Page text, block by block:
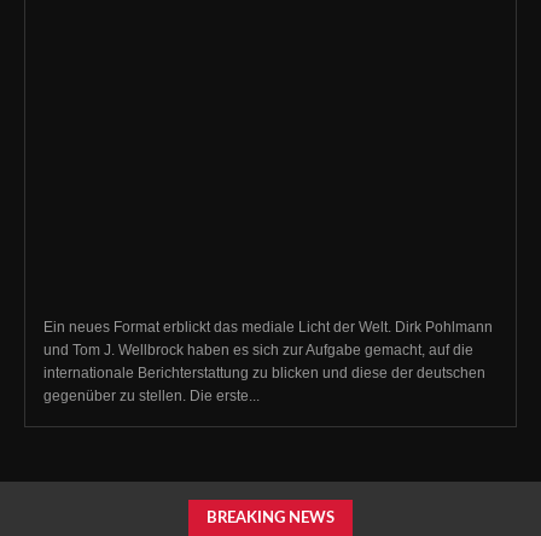
Ein neues Format erblickt das mediale Licht der Welt. Dirk Pohlmann
und Tom J. Wellbrock haben es sich zur Aufgabe gemacht, auf die
internationale Berichterstattung zu blicken und diese der deutschen
gegenüber zu stellen. Die erste...
BREAKING NEWS